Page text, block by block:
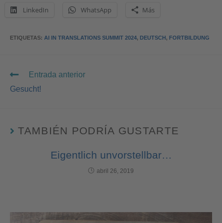
LinkedIn WhatsApp Más
ETIQUETAS: AI IN TRANSLATIONS SUMMIT 2024, DEUTSCH, FORTBILDUNG
Entrada anterior
Gesucht!
TAMBIÉN PODRÍA GUSTARTE
Eigentlich unvorstellbar…
abril 26, 2019